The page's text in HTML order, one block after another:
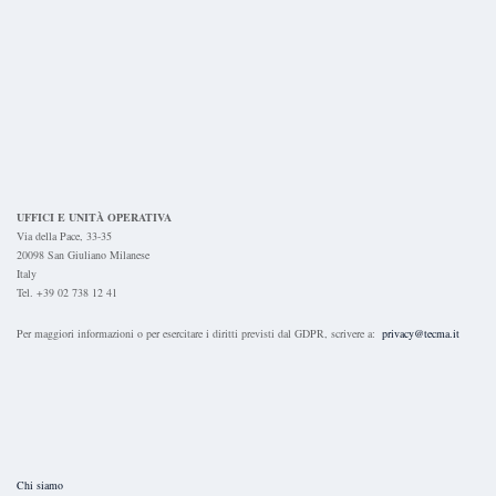
UFFICI E UNITÀ OPERATIVA
Via della Pace, 33-35
20098 San Giuliano Milanese
Italy
Tel. +39 02 738 12 41
Per maggiori informazioni o per esercitare i diritti previsti dal GDPR, scrivere a: privacy@tecma.it
Chi siamo